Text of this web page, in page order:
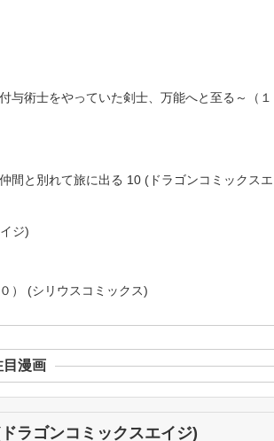
術士をやっていた剣士、万能へと至る～（１
と別れて旅に出る 10 (ドラゴンコミックスエ
ジ)
） (シリウスコミックス)
目漫画
ラゴンコミックスエイジ)